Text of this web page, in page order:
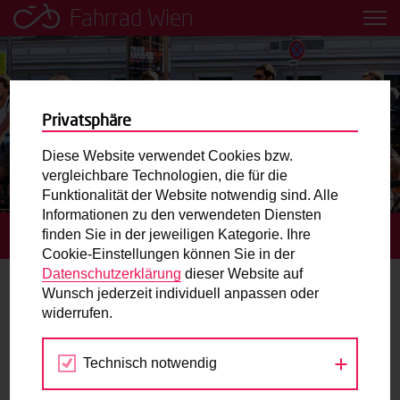
Fahrrad Wien
Leih dir einfach ein Transportfahrrad in deiner Nähe aus!
Mobilitätsbildung für Kinder und
Jugendliche
Radweg-Projektkarte
Routenplaner
Mit dem Fahrrad in Wien unterwegs? Hier finden Sie die
beste Route.
Wunschbox
Sie haben ein Anliegen zum Radverkehr? Schreiben Sie
STARTSEITE TERMINE RADCHECK IN MARIAHILF
22.
SEP
2020
Privatsphäre
Diese Website verwendet Cookies bzw.
vergleichbare Technologien, die für die
Funktionalität der Website notwendig sind. Alle
Informationen zu den verwendeten Diensten
finden Sie in der jeweiligen Kategorie. Ihre
Cookie-Einstellungen können Sie in der
Datenschutzerklärung dieser Website auf
Wunsch jederzeit individuell anpassen oder
widerrufen.
Technisch notwendig